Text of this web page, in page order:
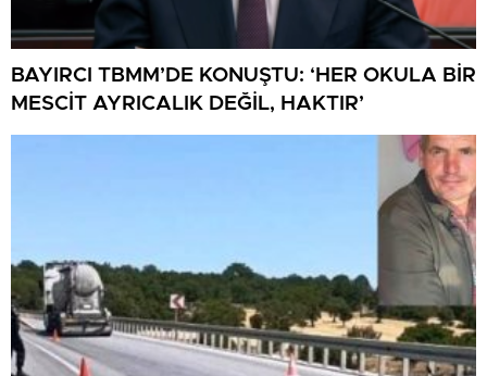
BAYIRCI TBMM’DE KONUŞTU: ‘HER OKULA BİR
MESCİT AYRICALIK DEĞİL, HAKTIR’